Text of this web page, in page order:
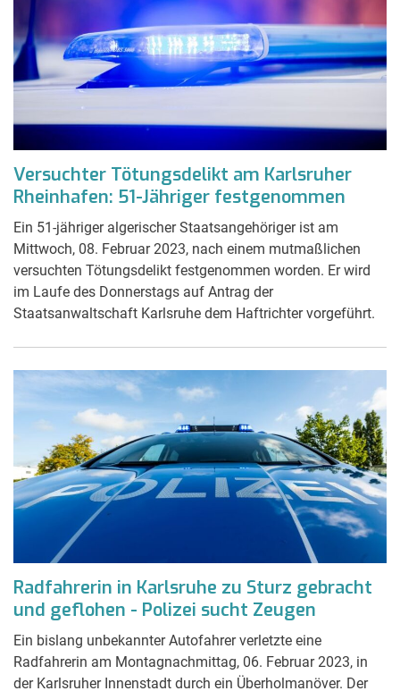
Versuchter Tötungsdelikt am Karlsruher
Rheinhafen: 51-Jähriger festgenommen
Ein 51-jähriger algerischer Staatsangehöriger ist am
Mittwoch, 08. Februar 2023, nach einem mutmaßlichen
versuchten Tötungsdelikt festgenommen worden. Er wird
im Laufe des Donnerstags auf Antrag der
Staatsanwaltschaft Karlsruhe dem Haftrichter vorgeführt.
Radfahrerin in Karlsruhe zu Sturz gebracht
und geflohen - Polizei sucht Zeugen
Ein bislang unbekannter Autofahrer verletzte eine
Radfahrerin am Montagnachmittag, 06. Februar 2023, in
der Karlsruher Innenstadt durch ein Überholmanöver. Der